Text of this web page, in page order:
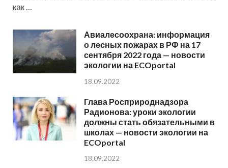
как …
Авиалесоохрана: информация
о лесных пожарах в РФ на 17
сентября 2022 года — новости
экологии на ECOportal
18.09.2022
Глава Росприроднадзора
Радионова: уроки экологии
должны стать обязательными в
школах — новости экологии на
ECOportal
18.09.2022